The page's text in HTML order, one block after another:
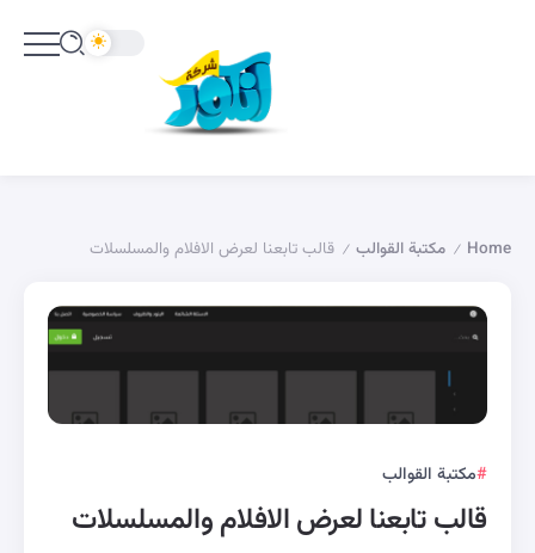
Home
/ مكتبة القوالب / قالب تابعنا لعرض الافلام والمسلسلات
مكتبة القوالب
قالب تابعنا لعرض الافلام والمسلسلات